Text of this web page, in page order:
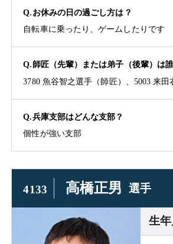
Q.お休みの日の過ごし方は？
自転車に乗ったり、ゲームしたりです
Q.師匠（先輩）または弟子（後輩）は
3780 魚谷智之選手（師匠）、5003 来田
Q.兵庫支部はどんな支部？
個性が強い支部
4133 高橋正男 選手
生年